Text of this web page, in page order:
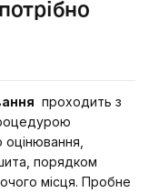
проходить з
оцінювання,
порядком
місця. Пробне